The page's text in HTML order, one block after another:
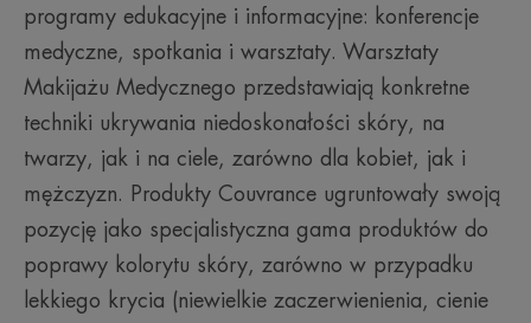
programy edukacyjne i informacyjne: konferencje
medyczne, spotkania i warsztaty. Warsztaty
Makijażu Medycznego przedstawiają konkretne
techniki ukrywania niedoskonałości skóry, na
twarzy, jak i na ciele, zarówno dla kobiet, jak i
mężczyzn. Produkty Couvrance ugruntowały swoją
pozycję jako specjalistyczna gama produktów do
poprawy kolorytu skóry, zarówno w przypadku
lekkiego krycia (niewielkie zaczerwienienia, cienie